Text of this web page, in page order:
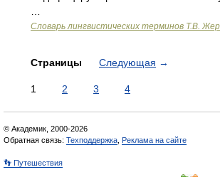
Словарь лингвистических терминов Т.В.
Страницы Следующая →
1 2 3 4
© Академик, 2000-2026
Обратная связь: Техподдержка Реклама на сайте
👣 Путешествия